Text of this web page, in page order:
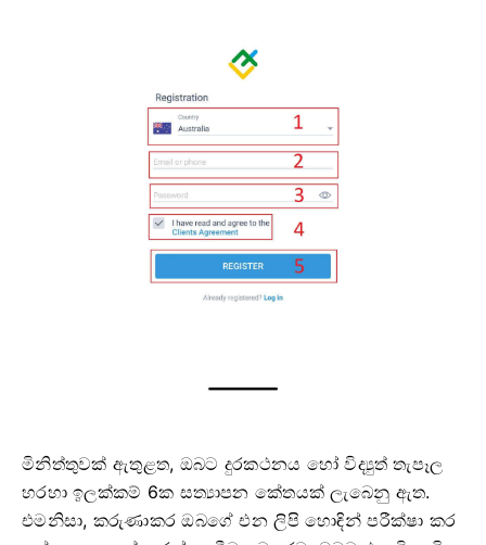
මිනිත්තුවක් ඇතුළත, ඔබට දුරකථනය හෝ විද්‍යුත් තැපෑල
හරහා ඉලක්කම් 6ක සත්‍යාපන කේතයක් ලැබෙනු ඇත.
එමනිසා, කරුණාකර ඔබගේ එන ලිපි හොඳින් පරීක්ෂා කර